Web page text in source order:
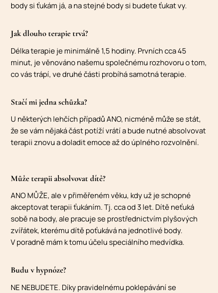
body si ťukám já, a na stejné body si budete ťukat vy.
Jak dlouho terapie trvá?
Délka terapie je minimálně 1,5 hodiny. Prvních cca 45
minut, je věnováno našemu společnému rozhovoru o tom,
co vás trápí, ve druhé části probíhá samotná terapie.
Stačí mi jedna schůzka?
U některých lehčích případů ANO, nicméně může se stát,
že se vám nějaká část potíží vrátí a bude nutné absolvovat
terapii znovu a doladit emoce až do úplného rozvolnění.
Může terapii absolvovat dítě?
ANO MŮŽE, ale v přiměřeném věku, kdy už je schopné
akceptovat terapii ťukáním. Tj. cca od 3 let. Dítě neťuká
sobě na body, ale pracuje se prostřednictvím plyšových
zvířátek, kterému dítě poťukává na jednotlivé body.
V poradně mám k tomu účelu speciálního medvídka.
Budu v hypnóze?
NE NEBUDETE. Díky pravidelnému poklepávání se